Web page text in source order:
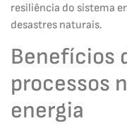
resiliência do sistema
desastres naturais.
Benefícios
processos
energia